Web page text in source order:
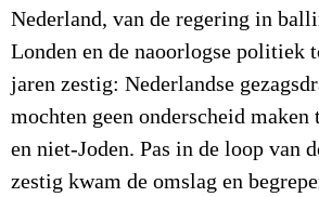
Nederland, van de regering in
Londen en de naoorlogse politiek
jaren zestig: Nederlandse
mochten geen onderscheid maken
en niet-Joden. Pas in de loop van
zestig kwam de omslag en